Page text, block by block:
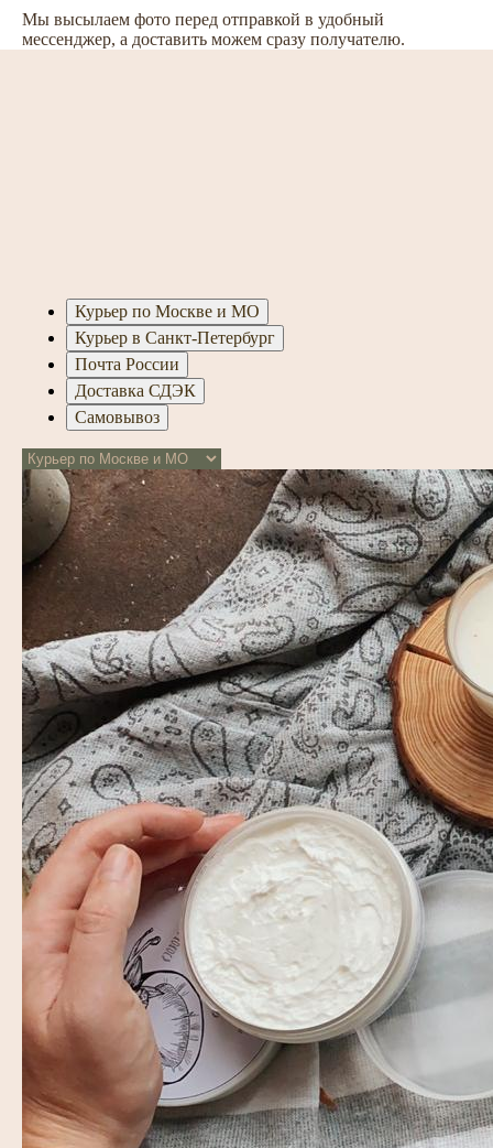
Мы высылаем фото перед отправкой в удобный
мессенджер, а доставить можем сразу получателю.
Курьер по Москве и МО
Курьер в Санкт-Петербург
Почта России
Доставка СДЭК
Самовывоз